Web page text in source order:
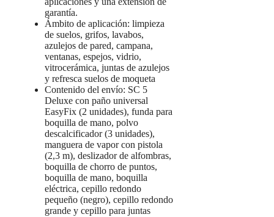
garantía.
Ámbito de aplicación: limpieza
de suelos, grifos, lavabos,
azulejos de pared, campana,
ventanas, espejos, vidrio,
vitrocerámica, juntas de azulejos
y refresca suelos de moqueta
Contenido del envío: SC 5
Deluxe con paño universal
EasyFix (2 unidades), funda para
boquilla de mano, polvo
descalcificador (3 unidades),
manguera de vapor con pistola
(2,3 m), deslizador de alfombras,
boquilla de chorro de puntos,
boquilla de mano, boquilla
eléctrica, cepillo redondo
pequeño (negro), cepillo redondo
grande y cepillo para juntas